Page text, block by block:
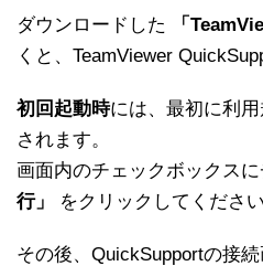
ダウンロードした 「
くと、TeamViewer
初回起動時には、最初に利
されます。
画面内のチェックボックスに
行」
をクリックしてください
その後、QuickSupportの接続